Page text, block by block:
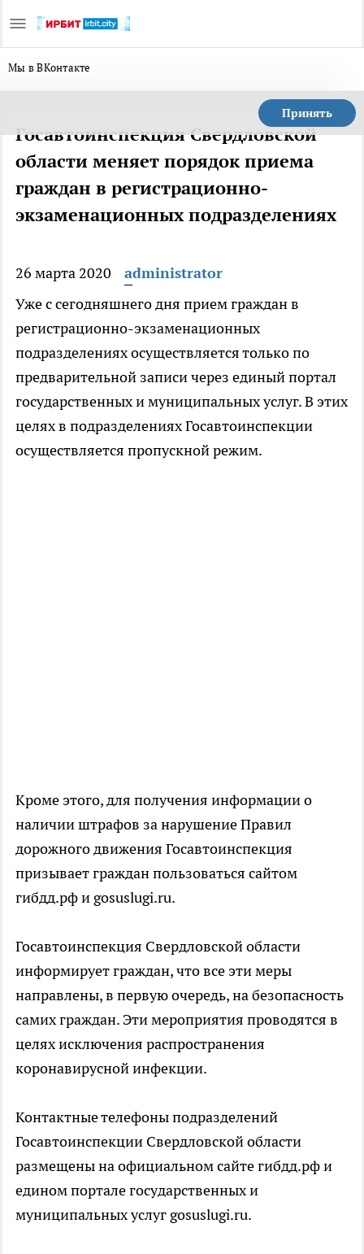
Мы в ВКонтакте
Принять
Госавтоинспекция Свердловской
области меняет порядок приема
граждан в регистрационно-
экзаменационных подразделениях
26 марта 2020
administrator
Уже с сегодняшнего дня прием граждан в
регистрационно-экзаменационных
подразделениях осуществляется только по
предварительной записи через единый портал
государственных и муниципальных услуг. В этих
целях в подразделениях Госавтоинспекции
осуществляется пропускной режим.
Кроме этого, для получения информации о
наличии штрафов за нарушение Правил
дорожного движения Госавтоинспекция
призывает граждан пользоваться сайтом
гибдд.рф и gosuslugi.ru.
Госавтоинспекция Свердловской области
информирует граждан, что все эти меры
направлены, в первую очередь, на безопасность
самих граждан. Эти мероприятия проводятся в
целях исключения распространения
коронавирусной инфекции.
Контактные телефоны подразделений
Госавтоинспекции Свердловской области
размещены на официальном сайте гибдд.рф и
едином портале государственных и
муниципальных услуг gosuslugi.ru.